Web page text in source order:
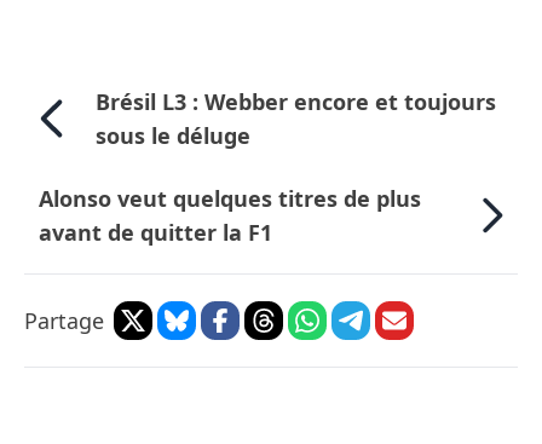
Brésil L3 : Webber encore et toujours
sous le déluge
Alonso veut quelques titres de plus
avant de quitter la F1
Partage